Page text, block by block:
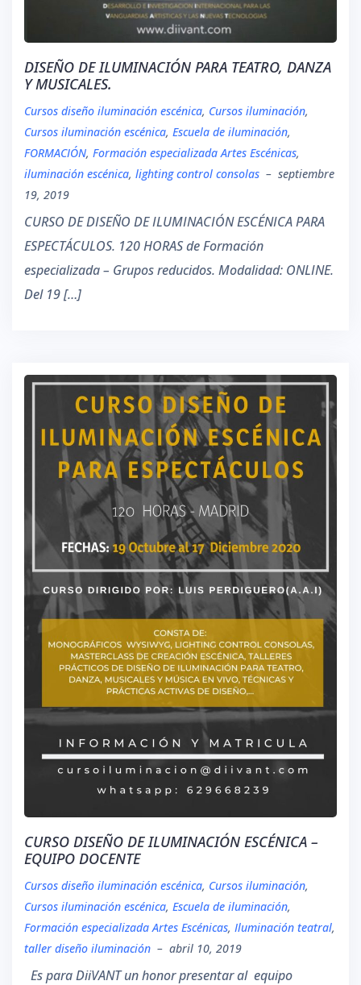
DISEÑO DE ILUMINACIÓN PARA TEATRO, DANZA
Y MUSICALES.
Cursos diseño iluminación escénica, Cursos iluminación,
Cursos iluminación escénica, Escuela de iluminación,
FORMACIÓN, Formación especializada Artes Escénicas,
iluminación escénica, lighting control consolas – septiembre
19, 2019
CURSO DE DISEÑO DE ILUMINACIÓN ESCÉNICA PARA
ESPECTÁCULOS. 120 HORAS de Formación
especializada – Grupos reducidos. Modalidad: ONLINE.
Del 19 […]
CURSO DISEÑO DE ILUMINACIÓN ESCÉNICA –
EQUIPO DOCENTE
Cursos diseño iluminación escénica, Cursos iluminación,
Cursos iluminación escénica, Escuela de iluminación,
Formación especializada Artes Escénicas, Iluminación teatral,
taller diseño iluminación – abril 10, 2019
Es para DiiVANT un honor presentar al equipo